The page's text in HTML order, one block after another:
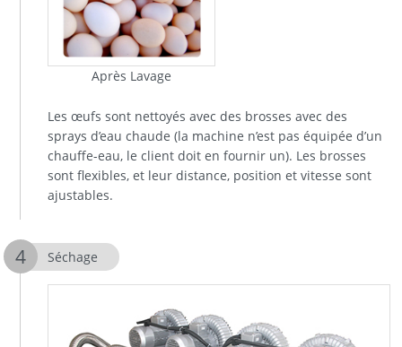
Après Lavage
Les œufs sont nettoyés avec des brosses avec des
sprays d’eau chaude (la machine n’est pas équipée d’un
chauffe-eau, le client doit en fournir un). Les brosses
sont flexibles, et leur distance, position et vitesse sont
ajustables.
Séchage